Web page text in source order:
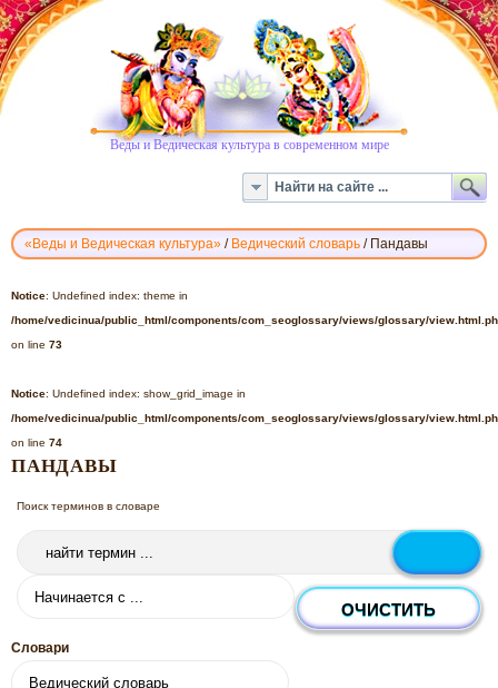
Веды и Ведическая культура в современном мире
«Веды и Ведическая культура» / Ведический словарь / Пандавы
СЛОВАРЬ
-
ПАНДАВЫ
Notice: Undefined index: theme in
/home/vedicinua/public_html/components/com_seoglossary/views/glossary/
on line 73
Notice: Undefined index: show_grid_image in
/home/vedicinua/public_html/components/com_seoglossary/views/glossary/
on line 74
ПАНДАВЫ
Поиск терминов в словаре
Словари